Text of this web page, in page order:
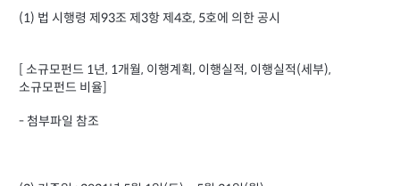
(1) 법 시행령 제93조 제3항 제4호, 5호에 의한 공시
[ 소규모펀드 1년, 1개월, 이행계획, 이행실적, 이행실적(세부),
소규모펀드 비율]
- 첨부파일 참조